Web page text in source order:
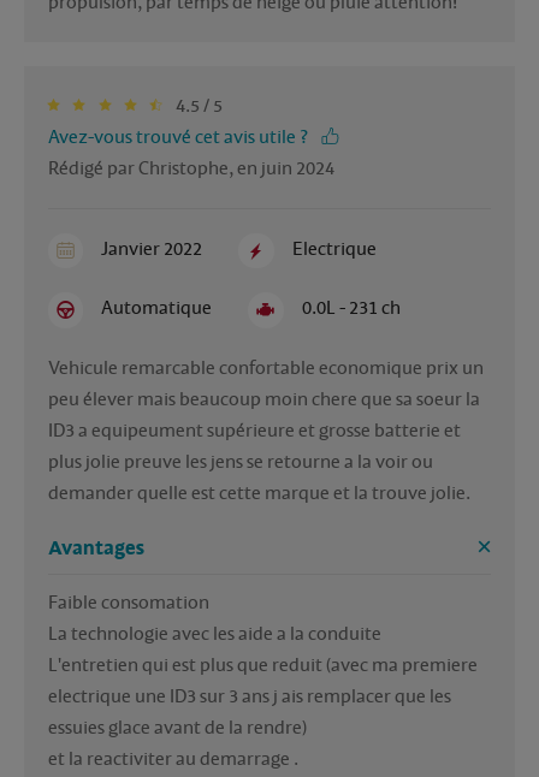
4.5 / 5
Avez-vous trouvé cet avis utile ?
Rédigé par Christophe, en juin 2024
Janvier 2022 Electrique
Automatique 0.0L - 231 ch
Vehicule remarcable confortable economique prix un
peu élever mais beaucoup moin chere que sa soeur la
ID3 a equipeument supérieure et grosse batterie et
plus jolie preuve les jens se retourne a la voir ou
demander quelle est cette marque et la trouve jolie.
Avantages
Faible consomation
La technologie avec les aide a la conduite
L'entretien qui est plus que reduit (avec ma premiere
electrique une ID3 sur 3 ans j ais remplacer que les
essuies glace avant de la rendre)
et la reactiviter au demarrage .